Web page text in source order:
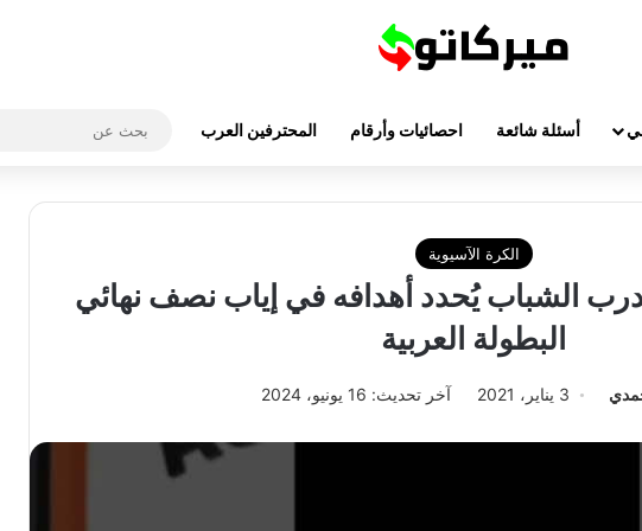
أسئلة شائعة احصائيات وأرقام المحترفين العرب
الكرة الآسيوية
الشباب يُحدد أهدافه في إياب نصف نهائي
البطولة العربية
3 يناير، 2021 آخر تحديث: 16 يونيو، 2024